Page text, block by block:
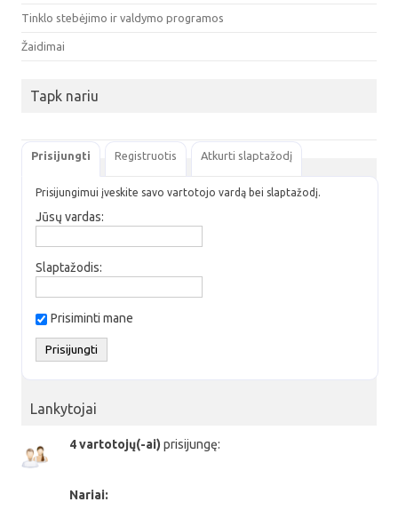
Tinklo stebėjimo ir valdymo programos
Žaidimai
Tapk nariu
Prisijungti Registruotis Atkurti slaptažodį
Prisijungimui įveskite savo vartotojo vardą bei slaptažodį.
Jūsų vardas:
Slaptažodis:
Prisiminti mane
Lankytojai
4 vartotojų(-ai) prisijungę:
Nariai: